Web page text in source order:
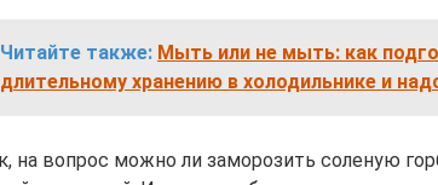
Читайте также: Мыть или не мыть: как
длительному хранению в холодильнике и
на вопрос можно ли заморозить соленую